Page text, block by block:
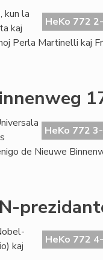
HeKo 772
kun la
kaj
Perla Martinelli kaj
HeKo 772
de Nieuwe
HeKo 772
kaj